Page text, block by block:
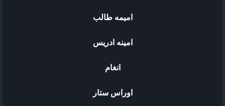
اميمه طالب
امينه ادريس
انغام
اوراس ستار